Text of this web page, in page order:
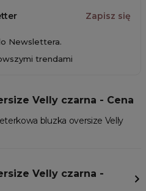
Zapisz się
Newslettera.
trendami
Velly czarna - Cena
bluzka oversize Velly
Velly czarna -